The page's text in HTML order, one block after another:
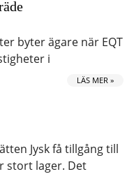
byter ägare när EQT
i
LÄS MER »
Jysk få tillgång till
stort lager. Det